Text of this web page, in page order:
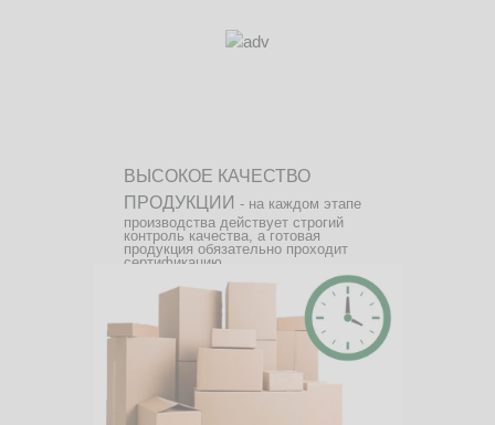
ВЫСОКОЕ КАЧЕСТВО
ПРОДУКЦИИ - на каждом этапе
производства действует строгий
контроль качества, а готовая
продукция обязательно проходит
сертификацию.